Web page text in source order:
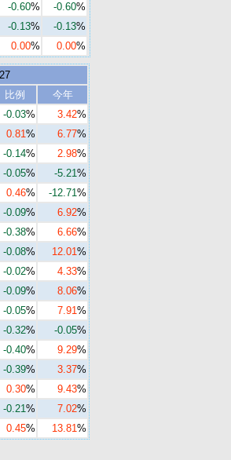
-0.60% -0.60%
-0.13% -0.13%
0.00% 0.00%
比例
今年
-0.03% 3.42%
0.81% 6.77%
-0.14% 2.98%
-0.05% -5.21%
0.46% -12.71%
-0.09% 6.92%
-0.38% 6.66%
-0.08% 12.01%
-0.02% 4.33%
-0.09% 8.06%
-0.05% 7.91%
-0.32% -0.05%
-0.40% 9.29%
-0.39% 3.37%
0.30% 9.43%
-0.21% 7.02%
0.45% 13.81%